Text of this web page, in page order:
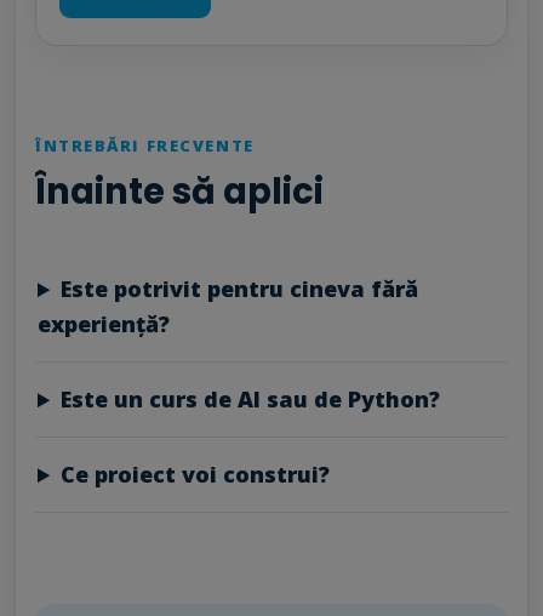
ÎNTREBĂRI FRECVENTE
Înainte să aplici
Este potrivit pentru cineva fără
experiență?
Este un curs de AI sau de Python?
Ce proiect voi construi?